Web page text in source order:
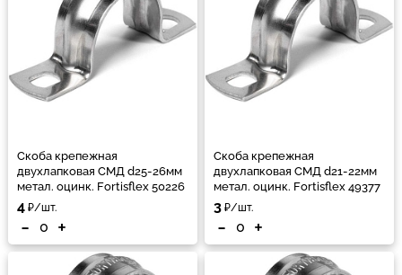
Скоба крепежная
двухлапковая СМД d25-26мм
метал. оцинк. Fortisflex 50226
4 ₽/шт.
- +
Скоба крепежная
двухлапковая СМД d21-22мм
метал. оцинк. Fortisflex 49377
3 ₽/шт.
- +